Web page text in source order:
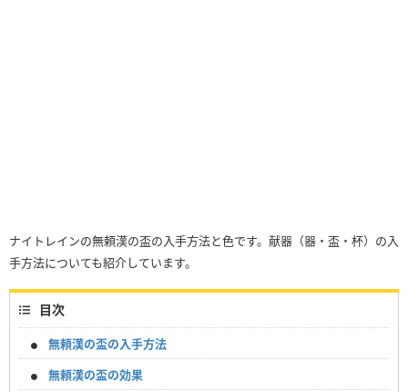
ナイトレインの無頼漢の盃の入手方法と色です。献器（器・盃・杯）の入
手方法についても紹介しています。
目次
無頼漢の盃の入手方法
無頼漢の盃の効果